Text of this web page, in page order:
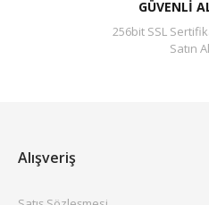
GÜVENLİ
256bit SSL
Satın
Alışveriş